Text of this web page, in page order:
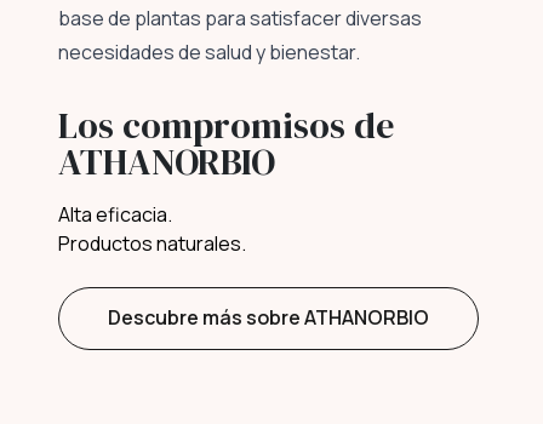
base de plantas para satisfacer diversas
necesidades de salud y bienestar.
Los compromisos de
ATHANORBIO
Alta eficacia.
Productos naturales.
Descubre más sobre ATHANORBIO